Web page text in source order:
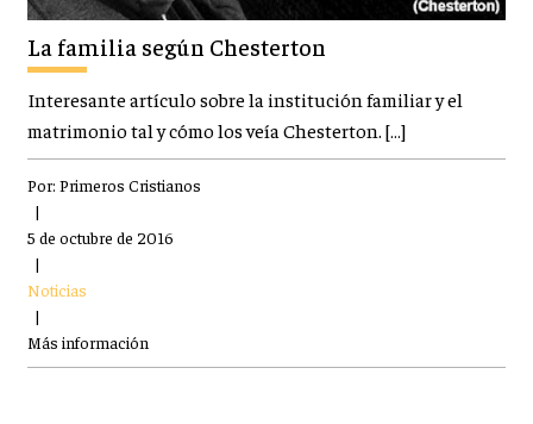
La familia según Chesterton
Interesante artículo sobre la institución familiar y el
matrimonio tal y cómo los veía Chesterton. […]
Por: Primeros Cristianos
|
5 de octubre de 2016
|
Noticias
|
Más información